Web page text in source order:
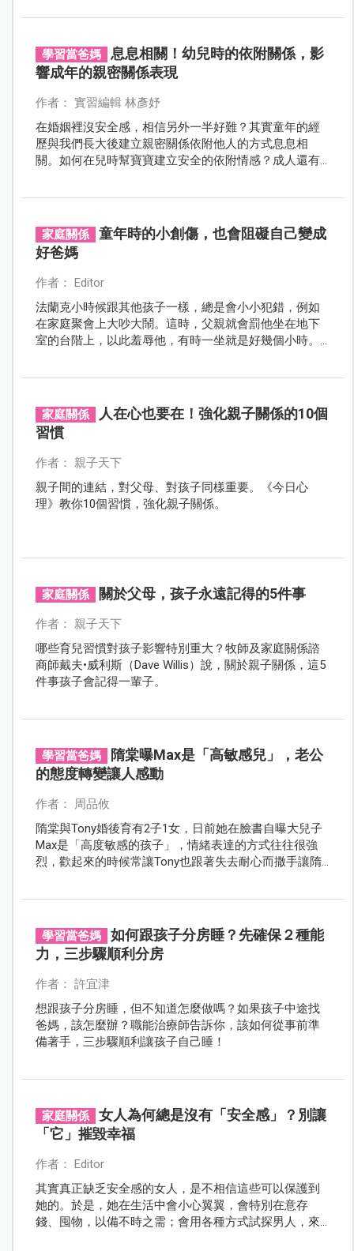
學習當爸媽
息息相關！幼兒時的依附關係，影
響成年的親密關係表現
作者： 實習編輯 林彥妤
在婚姻裡沒安全感，相信另外一半好難？其實童年的經
歷與我們長大後建立親密關係依附他人的方式息息相
關。如何在兒時幫寶寶建立安全的依附情感？成人還有
家庭關係
童年時的小創傷，也會阻礙自己變成
好爸媽
作者： Editor
法蘭克小時候跟其他孩子一樣，總是會小小犯錯，例如
在家庭聚會上大吵大鬧。這時，父親就會罰他坐在地下
室的台階上，以此羞辱他，有時一坐就是好幾個小時。
家庭關係
人在心也要在！強化親子關係的10個
習慣
作者： 親子天下
親子間的連結，對父母、對孩子同樣重要。《今日心
理》教你10個習慣，強化親子關係。
家庭關係 關於父母，孩子永遠記得的5件事
作者： 親子天下
哪些育兒習慣對孩子影響特別重大？牧師及家庭關係諮
商師戴夫•威利斯（Dave Willis）說，關於親子關係，這5
件事孩子會記得一輩子。
學習當爸媽
隋棠曝Max是「高敏感兒」，老公
的態度轉變讓人感動
作者： 周品攸
隋棠與Tony婚後育有2子1女，日前她在臉書自曝大兒子
Max是「高度敏感的孩子」，情緒表達的方式往往很強
烈，歡起來的時候常讓Tony也跟著失去耐心而撒手讓隋
學習當爸媽
如何跟孩子分房睡？先確保２種能
力，三步驟順利分房
作者： 許宜津
想跟孩子分房睡，但不知道怎麼做嗎？如果孩子中途找
爸媽，該怎麼辦？職能治療師告訴你，該如何從事前準
備著手，三步驟順利讓孩子自己睡！
家庭關係
女人為何總是沒有「安全感」？別讓
「它」摧毀幸福
作者： Editor
其實真正缺乏安全感的女人，是不相信這些可以保護到
她的。於是，她在生活中會小心翼翼，會特別在意存
錢、囤物，以備不時之需；會用各種方式試探男人，來